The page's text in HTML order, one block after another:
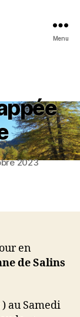
Menu
2023
en
de Salins
au Samedi